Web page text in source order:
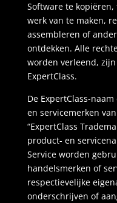
Software te
werk van te maken,
assembleren of
ontdekken. Alle
worden verleend,
ExpertClass.
De ExpertClass-
en servicemerken
“ExpertClass
product- en
Service worden
handelsmerken of
respectievelijke
onderschrijven of